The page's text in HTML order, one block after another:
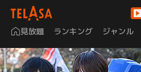
見放題 ランキング ジャンル